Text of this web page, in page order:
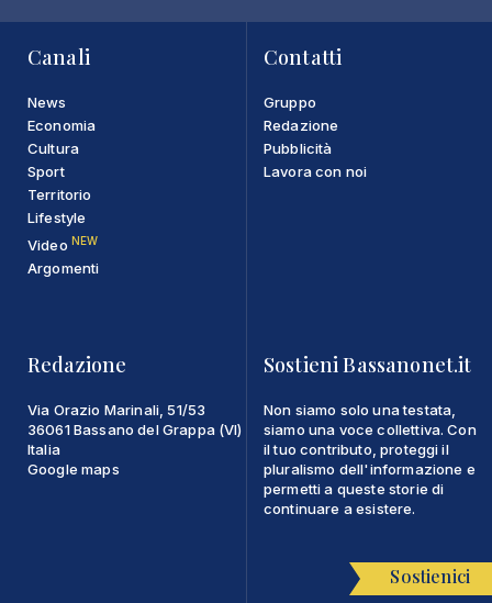
Canali
News
Economia
Cultura
Sport
Territorio
Lifestyle
Video NEW
Argomenti
Contatti
Gruppo
Redazione
Pubblicità
Lavora con noi
Redazione
Via Orazio Marinali, 51/53
36061 Bassano del Grappa (VI)
Italia
Google maps
Sostieni Bassanonet.it
Non siamo solo una testata,
siamo una voce collettiva. Con
il tuo contributo, proteggi il
pluralismo dell'informazione e
permetti a queste storie di
continuare a esistere.
Sostienici